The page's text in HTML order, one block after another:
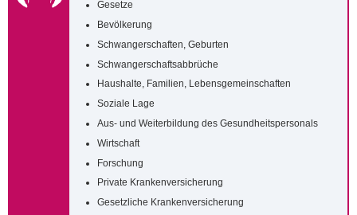
Gesetze
Bevölkerung
Schwangerschaften, Geburten
Schwangerschaftsabbrüche
Haushalte, Familien, Lebensgemeinschaften
Soziale Lage
Aus- und Weiterbildung des Gesundheitspersonals
Wirtschaft
Forschung
Private Krankenversicherung
Gesetzliche Krankenversicherung